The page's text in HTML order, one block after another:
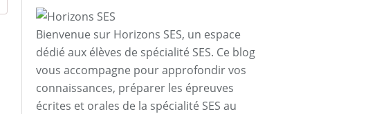
Bienvenue sur Horizons SES, un espace
dédié aux élèves de spécialité SES. Ce blog
vous accompagne pour approfondir vos
connaissances, préparer les épreuves
écrites et orales de la spécialité SES au